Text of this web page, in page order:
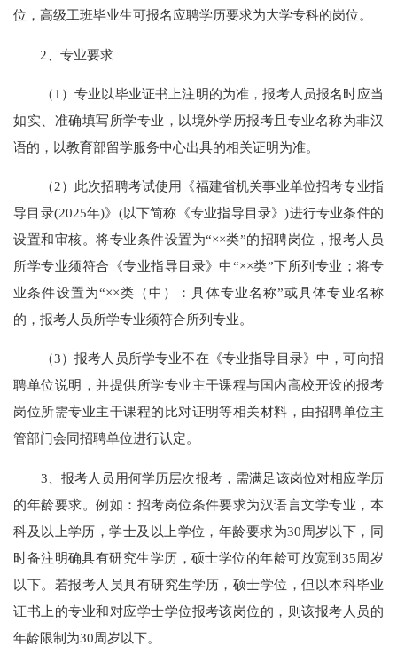
位，高级工班毕业生可报名应聘学历要求为大学专科的岗位。
2、专业要求
（1）专业以毕业证书上注明的为准，报考人员报名时应当
如实、准确填写所学专业，以境外学历报考且专业名称为非汉
语的，以教育部留学服务中心出具的相关证明为准。
（2）此次招聘考试使用《福建省机关事业单位招考专业指
导目录(2025年)》(以下简称《专业指导目录》)进行专业条件的
设置和审核。将专业条件设置为“××类”的招聘岗位，报考人员
所学专业须符合《专业指导目录》中“××类”下所列专业；将专
业条件设置为“××类（中）：具体专业名称”或具体专业名称
的，报考人员所学专业须符合所列专业。
（3）报考人员所学专业不在《专业指导目录》中，可向招
聘单位说明，并提供所学专业主干课程与国内高校开设的报考
岗位所需专业主干课程的比对证明等相关材料，由招聘单位主
管部门会同招聘单位进行认定。
3、报考人员用何学历层次报考，需满足该岗位对相应学历
的年龄要求。例如：招考岗位条件要求为汉语言文学专业，本
科及以上学历，学士及以上学位，年龄要求为30周岁以下，同
时备注明确具有研究生学历，硕士学位的年龄可放宽到35周岁
以下。若报考人员具有研究生学历，硕士学位，但以本科毕业
证书上的专业和对应学士学位报考该岗位的，则该报考人员的
年龄限制为30周岁以下。